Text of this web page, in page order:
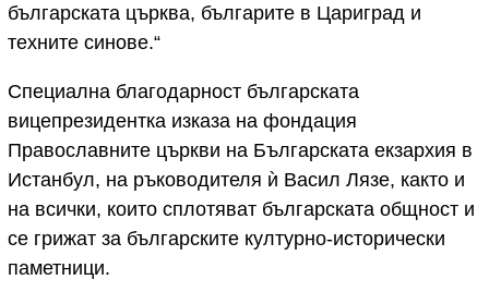
българската църква, българите в Цариград и
техните синове.“
Специална благодарност българската
вицепрезидентка изказа на фондация
Православните църкви на Българската екзархия в
Истанбул, на ръководителя ѝ Васил Лязе, както и
на всички, които сплотяват българската общност и
се грижат за българските културно-исторически
паметници.